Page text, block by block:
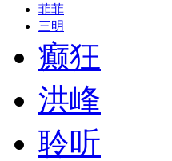
菲菲
三明
癫狂
洪峰
聆听